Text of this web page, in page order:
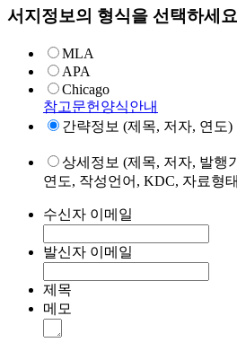
서지정보의 형식을 선택하세요
MLA
APA
Chicago
참고문헌양식안내
간략정보 (제목, 저자, 연도)
상세정보 (제목, 저자, 발행
연도, 작성언어, KDC, 자료형
수신자 이메일
발신자 이메일
제목
메모